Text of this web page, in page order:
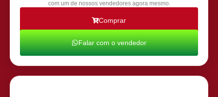
com um de nossos vendedores agora mesmo.
Comprar
Falar com o vendedor